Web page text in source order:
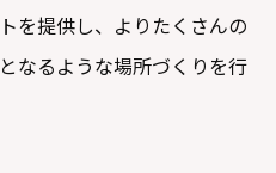
を提供し、よりたくさんの
なるような場所づくりを行